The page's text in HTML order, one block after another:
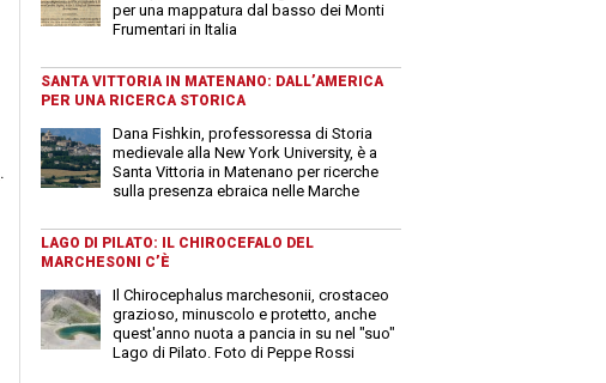
.
per una mappatura dal basso dei Monti
Frumentari in Italia
SANTA VITTORIA IN MATENANO: DALL’AMERICA
PER UNA RICERCA STORICA
Dana Fishkin, professoressa di Storia
medievale alla New York University, è a
Santa Vittoria in Matenano per ricerche
sulla presenza ebraica nelle Marche
LAGO DI PILATO: IL CHIROCEFALO DEL
MARCHESONI C’È
Il Chirocephalus marchesonii, crostaceo
grazioso, minuscolo e protetto, anche
quest'anno nuota a pancia in su nel "suo"
Lago di Pilato. Foto di Peppe Rossi